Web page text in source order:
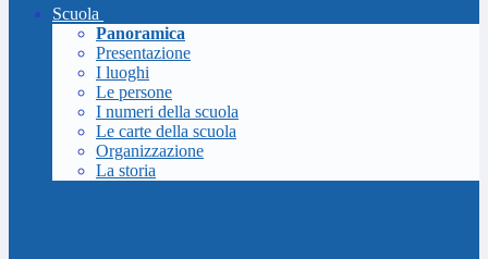
Scuola
Panoramica
Presentazione
I luoghi
Le persone
I numeri della scuola
Le carte della scuola
Organizzazione
La storia